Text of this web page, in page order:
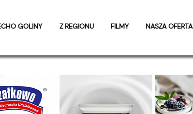
GOLINY Z REGIONU FILMY NASZA OFERTA